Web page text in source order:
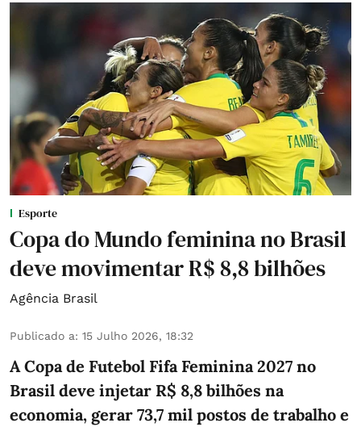
Esporte
Copa do Mundo feminina no Brasil
deve movimentar R$ 8,8 bilhões
Agência Brasil
Publicado a: 15 Julho 2026, 18:32
A Copa de Futebol Fifa Feminina 2027 no
Brasil deve injetar R$ 8,8 bilhões na
economia, gerar 73,7 mil postos de trabalho e